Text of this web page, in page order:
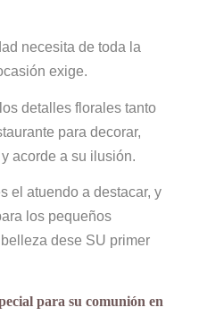
necesita de toda la
exige.
detalles florales tanto
para decorar,
acorde a su ilusión.
el atuendo a destacar, y
los pequeños
dese SU primer
para su comunión en